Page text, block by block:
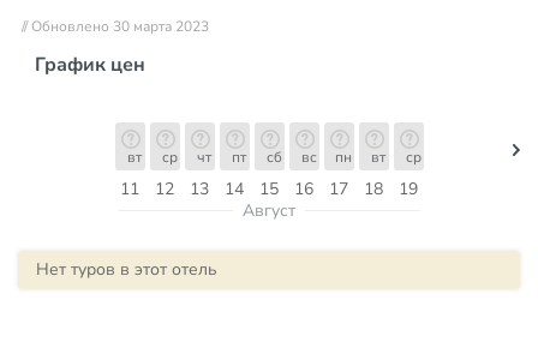
// Обновлено 30 марта 2023
График цен
11
вт
12
ср
13
чт
14
пт
15
сб
16
вс
17
пн
18
вт
19
ср
Август
Нет туров в этот отель